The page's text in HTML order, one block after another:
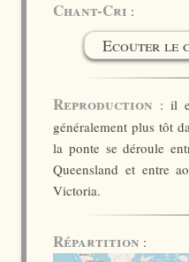
Chant-Cri :
Ecouter le
Reproduction : il
généralement plus tôt
la ponte se déroule
Queensland et entre
Victoria.
Répartition :